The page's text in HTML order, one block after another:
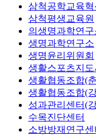
삼척공학교육혁
삼척평생교육원
의생명과학연구
생명과학연구소
생명윤리위원회
생활스포츠지
생활협동조합(
생활협동조합(
성과관리센터(
수목진단센터
소방방재연구센